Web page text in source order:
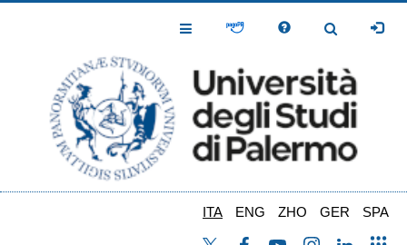
Toggle
Toggle
ITA ENG ZHO GER SPA